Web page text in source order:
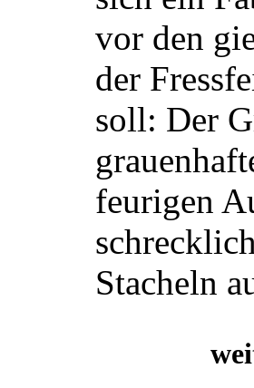
vor den
der
soll: Der
feurigen
Stacheln